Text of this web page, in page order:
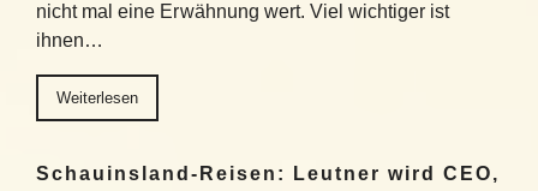
nicht mal eine Erwähnung wert. Viel wichtiger ist
ihnen…
Weiterlesen
Schauinsland-Reisen: Leutner wird CEO,